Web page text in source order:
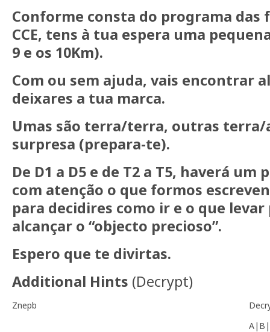
Conforme consta do programa das
CCE, tens à tua espera uma
9 e os 10Km).
Com ou sem ajuda, vais encontrar
deixares a tua marca.
Umas são terra/terra, outras terra/
surpresa (prepara-te).
De D1 a D5 e de T2 a T5, haverá um
com atenção o que formos
para decidires como ir e o que
alcançar o “objecto precioso”.
Espero que te divirtas.
Additional Hints (Decrypt)
Znepb